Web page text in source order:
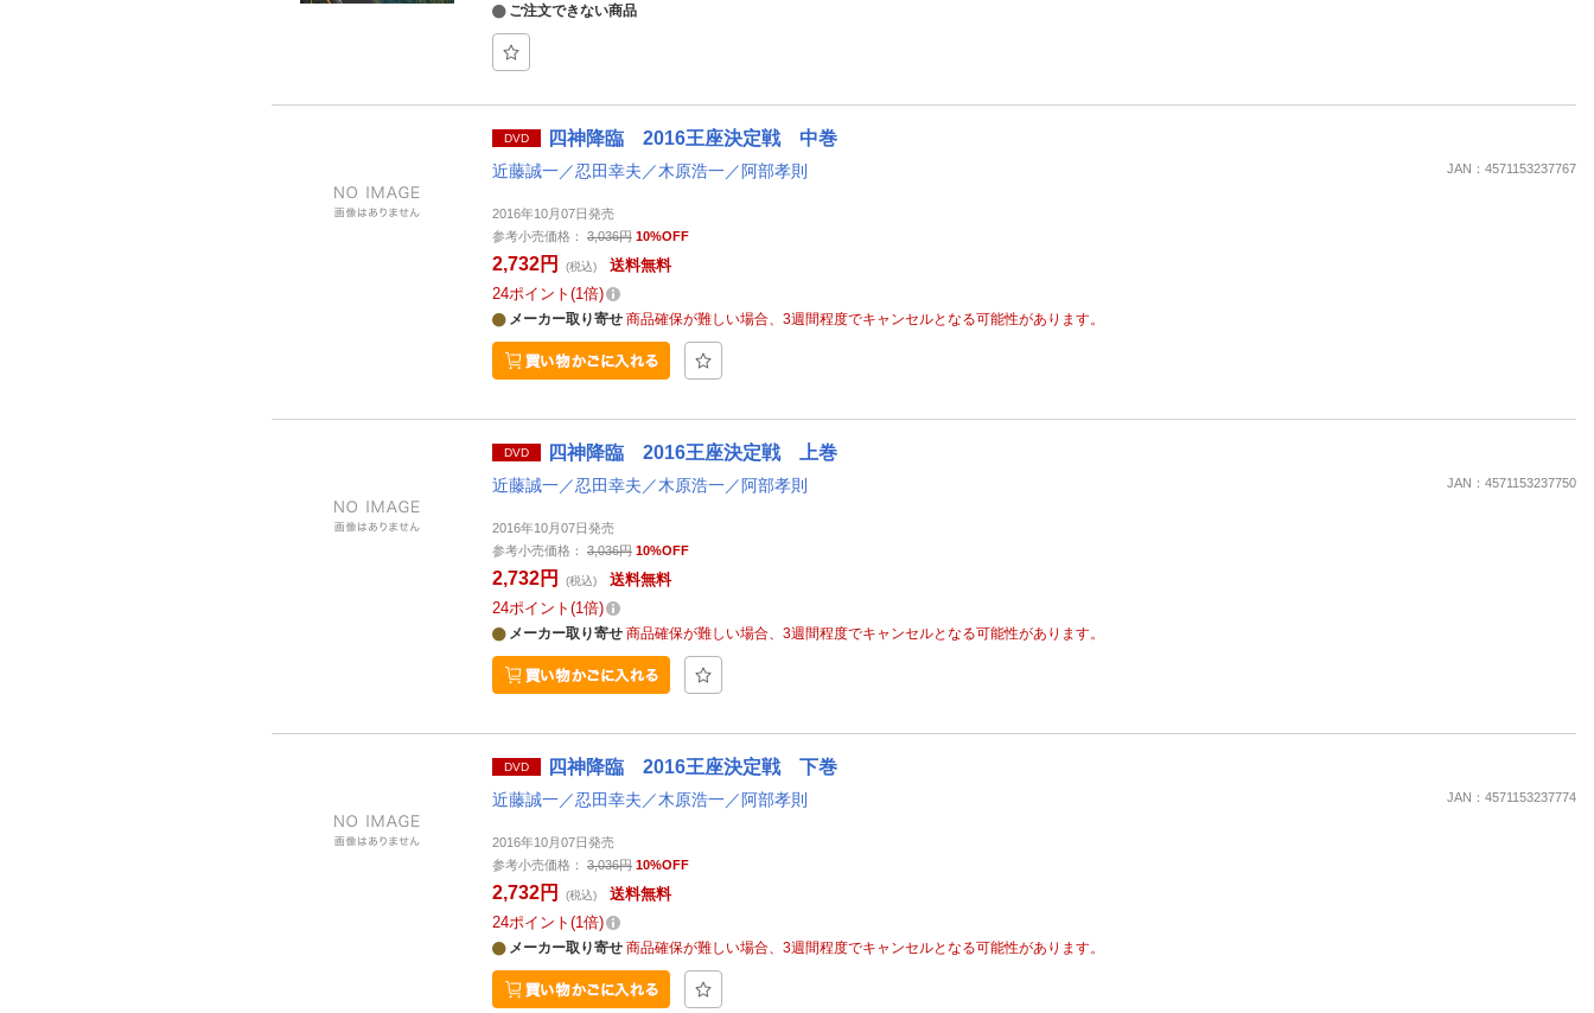
ご注文できない商品
DVD 四神降臨 2016王座決定戦 中巻
近藤誠一／忍田幸夫／木原浩一／阿部孝則 JAN：4571153237767
2016年10月07日発売
参考小売価格：
3,036円 10%OFF
2,732円 (税込)
送料無料
24ポイント 1倍
メーカー取り寄せ 商品確保が難しい場合、3週間程度でキャンセルとなる可能性があります。
DVD 四神降臨 2016王座決定戦 上巻
近藤誠一／忍田幸夫／木原浩一／阿部孝則 JAN：4571153237750
2016年10月07日発売
参考小売価格：
3,036円 10%OFF
2,732円 (税込)
送料無料
24ポイント 1倍
メーカー取り寄せ 商品確保が難しい場合、3週間程度でキャンセルとなる可能性があります。
DVD 四神降臨 2016王座決定戦 下巻
近藤誠一／忍田幸夫／木原浩一／阿部孝則 JAN：4571153237774
2016年10月07日発売
参考小売価格：
3,036円 10%OFF
2,732円 (税込)
送料無料
24ポイント 1倍
メーカー取り寄せ 商品確保が難しい場合、3週間程度でキャンセルとなる可能性があります。